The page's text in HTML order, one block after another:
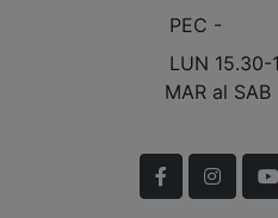
PEC -
LUN 15.30-
MAR al
Facebook